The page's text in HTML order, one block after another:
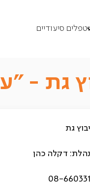
סיעודיים
גת -
גת
דקלה כהן
08-